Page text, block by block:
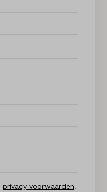
privacy voorwaarden.